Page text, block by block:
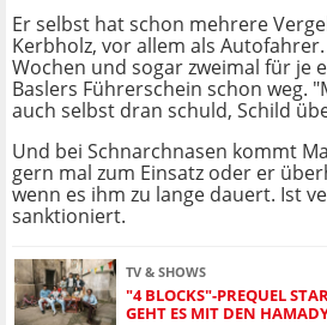
Er selbst hat schon mehrere
Kerbholz, vor allem als
Wochen und sogar zweimal für je
Baslers Führerschein schon weg.
auch selbst dran schuld, Schild
Und bei Schnarchnasen kommt
gern mal zum Einsatz oder er
wenn es ihm zu lange dauert. Ist
sanktioniert.
TV & SHOWS
"4 BLOCKS"-PREQUEL
GEHT ES MIT DEN